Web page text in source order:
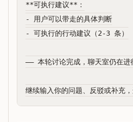
**可执行建议**：
- 用户可以带走的具体判断
- 可执行的行动建议（2-3 条）
—— 本轮讨论完成，聊天室仍在